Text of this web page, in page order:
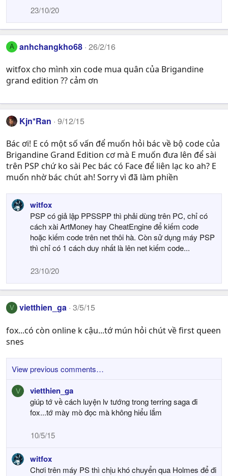
23/10/20
A anhchangkho68 26/2/16
witfox cho mình xin code mua quân của Brigandine
grand edition ?? cảm ơn
Kjn*Ran 9/12/15
Bác ơi! E có một số vấn để muốn hỏi bác về bộ code của
Brigandine Grand Edition cơ mà E muốn đưa lên để sài
trên PSP chứ ko sài Pec bác có Face để liên lạc ko ah? E
muốn nhờ bác chút ah! Sorry vì đã làm phiền
witfox
PSP có giả lập PPSSPP thì phải dùng trên PC, chỉ có
cách xài ArtMoney hay CheatEngine để kiếm code
hoặc kiếm code trên net thôi hà. Còn sử dụng máy PSP
thì chỉ có 1 cách duy nhất là lên net kiếm code...
23/10/20
V vietthien_ga 3/5/15
fox...có còn online k cậu...tớ mún hỏi chút về first queen
snes
View previous comments…
V vietthien_ga
giúp tớ về cách luyện lv tướng trong terring saga đi
fox...tớ mày mò đọc mà không hiểu lắm
10/5/15
witfox
Chơi trên máy PS thì chịu khó chuyển qua Holmes để đi